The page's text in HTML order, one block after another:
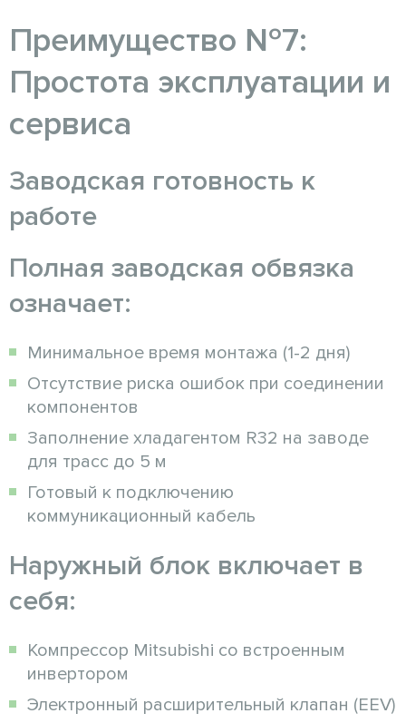
Преимущество №7:
Простота эксплуатации и
сервиса
Заводская готовность к
работе
Полная заводская обвязка
означает:
Минимальное время монтажа (1-2 дня)
Отсутствие риска ошибок при соединении
компонентов
Заполнение хладагентом R32 на заводе
для трасс до 5 м
Готовый к подключению
коммуникационный кабель
Наружный блок включает в
себя:
Компрессор Mitsubishi со встроенным
инвертором
Электронный расширительный клапан (EEV)